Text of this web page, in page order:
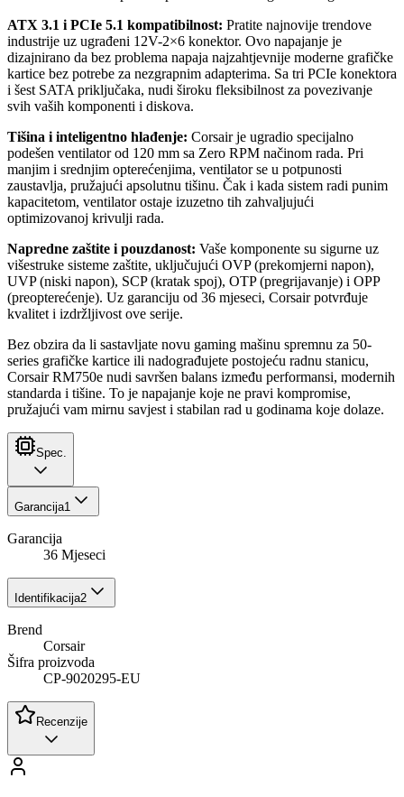
ATX 3.1 i PCIe 5.1 kompatibilnost: Pratite najnovije trendove
industrije uz ugrađeni 12V-2×6 konektor. Ovo napajanje je
dizajnirano da bez problema napaja najzahtjevnije moderne grafičke
kartice bez potrebe za nezgrapnim adapterima. Sa tri PCIe konektora
i šest SATA priključaka, nudi široku fleksibilnost za povezivanje
svih vaših komponenti i diskova.
Tišina i inteligentno hlađenje: Corsair je ugradio specijalno
podešen ventilator od 120 mm sa Zero RPM načinom rada. Pri
manjim i srednjim opterećenjima, ventilator se u potpunosti
zaustavlja, pružajući apsolutnu tišinu. Čak i kada sistem radi punim
kapacitetom, ventilator ostaje izuzetno tih zahvaljujući
optimizovanoj krivulji rada.
Napredne zaštite i pouzdanost: Vaše komponente su sigurne uz
višestruke sisteme zaštite, uključujući OVP (prekomjerni napon),
UVP (niski napon), SCP (kratak spoj), OTP (pregrijavanje) i OPP
(preopterećenje). Uz garanciju od 36 mjeseci, Corsair potvrđuje
kvalitet i izdržljivost ove serije.
Bez obzira da li sastavljate novu gaming mašinu spremnu za 50-
series grafičke kartice ili nadograđujete postojeću radnu stanicu,
Corsair RM750e nudi savršen balans između performansi, modernih
standarda i tišine. To je napajanje koje ne pravi kompromise,
pružajući vam mirnu savjest i stabilan rad u godinama koje dolaze.
Spec.
Garancija1
Garancija
36 Mjeseci
Identifikacija2
Brend
Corsair
Šifra proizvoda
CP-9020295-EU
Recenzije